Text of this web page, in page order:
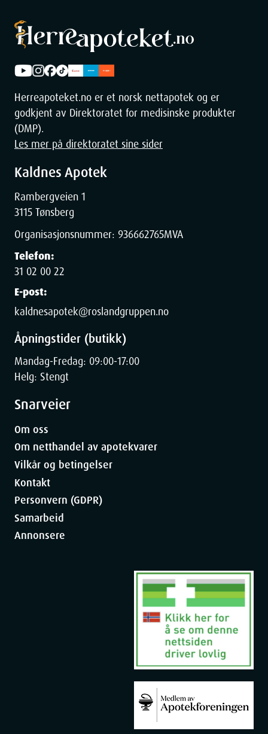
Herreapoteket.no er et norsk nettapotek og er
godkjent av Direktoratet for medisinske produkter
(DMP).
Les mer på direktoratet sine sider
Kaldnes Apotek
Rambergveien 1
3115 Tønsberg
Organisasjonsnummer: 936662765MVA
Telefon:
31 02 00 22
E-post:
kaldnesapotek@roslandgruppen.no
Åpningstider (butikk)
Mandag-Fredag: 09:00-17:00
Helg: Stengt
Snarveier
Om oss
Om netthandel av apotekvarer
Vilkår og betingelser
Kontakt
Personvern (GDPR)
Samarbeid
Annonsere